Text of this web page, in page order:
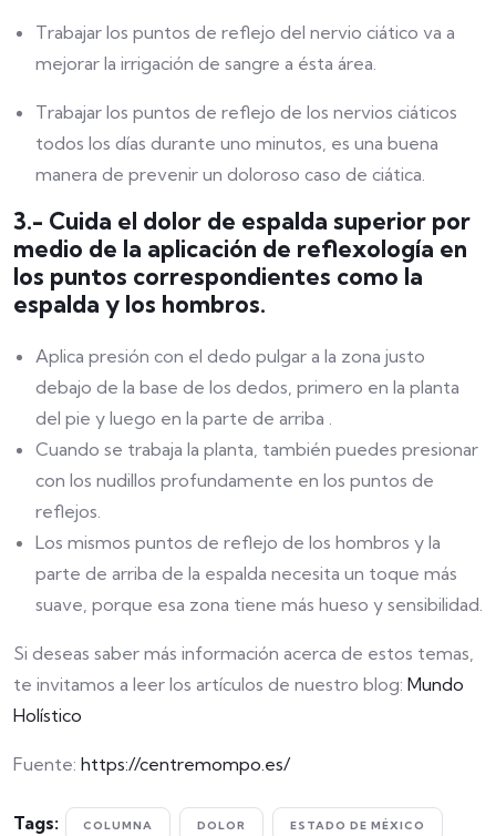
Trabajar los puntos de reflejo del nervio ciático va a
mejorar la irrigación de sangre a ésta área.
Trabajar los puntos de reflejo de los nervios ciáticos
todos los días durante uno minutos, es una buena
manera de prevenir un doloroso caso de ciática.
3.- Cuida el dolor de espalda superior por
medio de la aplicación de reflexología en
los puntos correspondientes como la
espalda y los hombros.
Aplica presión con el dedo pulgar a la zona justo
debajo de la base de los dedos, primero en la planta
del pie y luego en la parte de arriba .
Cuando se trabaja la planta, también puedes presionar
con los nudillos profundamente en los puntos de
reflejos.
Los mismos puntos de reflejo de los hombros y la
parte de arriba de la espalda necesita un toque más
suave, porque esa zona tiene más hueso y sensibilidad.
Si deseas saber más información acerca de estos temas,
te invitamos a leer los artículos de nuestro blog: Mundo
Holístico
Fuente: https://centremompo.es/
Tags: COLUMNA DOLOR ESTADO DE MÉXICO